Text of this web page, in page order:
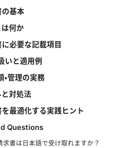
基本
何か
必要な記載項目
いと適用例
・管理の実務
対処法
最適化する実践ヒント
Questions
求書は日本語で受け取れますか？